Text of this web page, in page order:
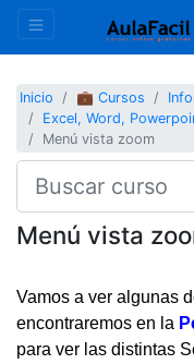
Inicio 💼 Cursos
Excel, Word,
Menú vista zoom
Menú vista
Vamos a ver algunas
encontraremos en la
para ver las distintas